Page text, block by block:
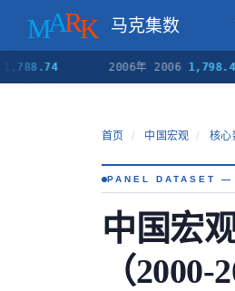
马克集数
2006年 2006 1,798.44
首页 / 中国宏观 / 核心
PANEL DATASET —
中国宏
（2000-